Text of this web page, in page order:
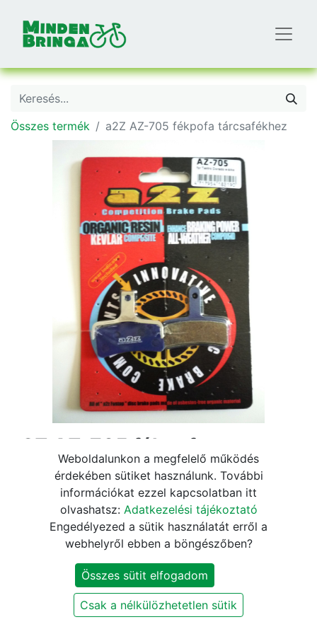
Összes termék a2Z AZ-705 fékpofa tárcsafékhez
a2Z AZ-705 fékpofa
tárcsafékhez
Ft 5.490Ft
KOSÁRBA
Szállítási és fizetési információk
Weboldalunkon a megfelelő működés
érdekében sütiket használunk. További
információkat ezzel kapcsolatban itt
olvashatsz: Adatkezelési tájékoztató
Engedélyezed a sütik használatát erről a
webhelyről ebben a böngészőben?
Összes sütit elfogadom
Csak a nélkülözhetetlen sütik